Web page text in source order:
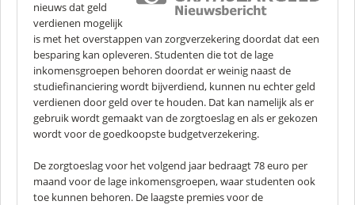
nieuws dat geld
verdienen mogelijk
is met het overstappen van zorgverzekering doordat dat een
besparing kan opleveren. Studenten die tot de lage
inkomensgroepen behoren doordat er weinig naast de
studiefinanciering wordt bijverdiend, kunnen nu echter geld
verdienen door geld over te houden. Dat kan namelijk als er
gebruik wordt gemaakt van de zorgtoeslag en als er gekozen
wordt voor de goedkoopste budgetverzekering.
De zorgtoeslag voor het volgend jaar bedraagt 78 euro per
maand voor de lage inkomensgroepen, waar studenten ook
toe kunnen behoren. De laagste premies voor de